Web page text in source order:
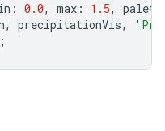
: 0.0, max : 1.5,
, precipitationVis,